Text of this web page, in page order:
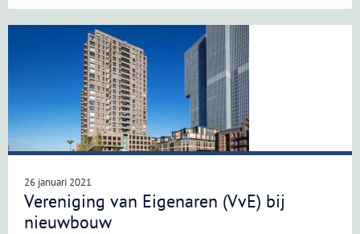
26 januari 2021
Vereniging van Eigenaren (VvE) bij
nieuwbouw